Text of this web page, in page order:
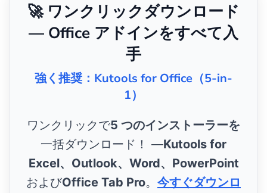
🚀 ワンクリックダウンロード
— Office アドインをすべて入
手
強く推奨：Kutools for Office（5-in-
1）
ワンクリックで5 つのインストーラーを
一括ダウンロード！ ―Kutools for
Excel、Outlook、Word、PowerPoint
およびOffice Tab Pro。 今すぐダウンロ